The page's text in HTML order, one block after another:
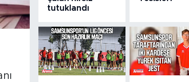
tutuklandı